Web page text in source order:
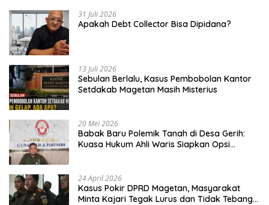
31 Juli 2026
Apakah Debt Collector Bisa Dipidana?
13 Juli 2026
Sebulan Berlalu, Kasus Pembobolan Kantor
Setdakab Magetan Masih Misterius
20 Mei 2026
Babak Baru Polemik Tanah di Desa Gerih:
Kuasa Hukum Ahli Waris Siapkan Opsi
24 April 2026
Kasus Pokir DPRD Magetan, Masyarakat
Minta Kajari Tegak Lurus dan Tidak Tebang